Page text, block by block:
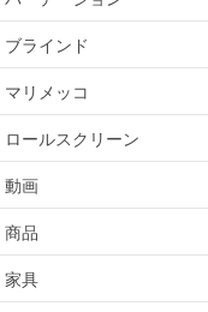
ブラインド
マリメッコ
ロールスクリーン
動画
商品
家具